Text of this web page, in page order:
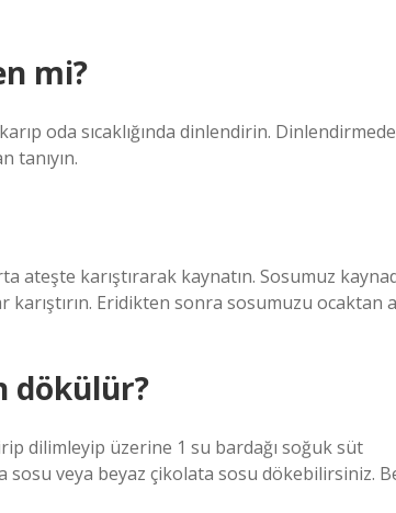
mi?
oda sıcaklığında dinlendirin.
tanıyın.
ateşte karıştırarak kaynatın. Sosumuz
karıştırın. Eridikten sonra sosumuzu ocaktan
dökülür?
dilimleyip üzerine 1 su bardağı soğuk süt
veya beyaz çikolata sosu dökebilirsiniz.